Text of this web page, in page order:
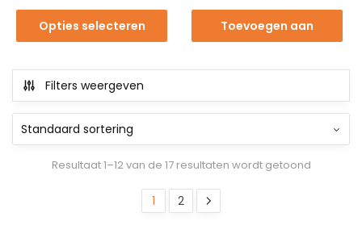
Opties selecteren
Toevoegen aan
Filters weergeven
Resultaat 1–12 van de 17 resultaten wordt getoond
1 2